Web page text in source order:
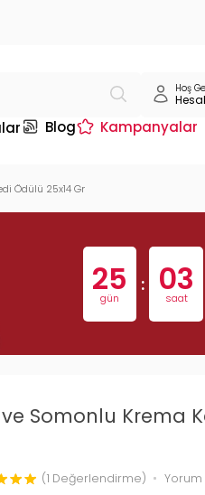
Hoş
Blog Kampanyalar
Ödülü 25x14 Gr
25
gün
: 03
saat
Somonlu Krema
(1 Değerlendirme) Yorum